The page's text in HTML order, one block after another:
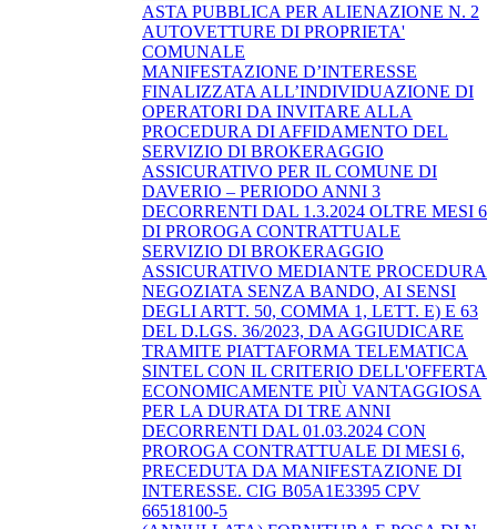
ASTA PUBBLICA PER ALIENAZIONE N. 2
AUTOVETTURE DI PROPRIETA'
COMUNALE
MANIFESTAZIONE D’INTERESSE
FINALIZZATA ALL’INDIVIDUAZIONE DI
OPERATORI DA INVITARE ALLA
PROCEDURA DI AFFIDAMENTO DEL
SERVIZIO DI BROKERAGGIO
ASSICURATIVO PER IL COMUNE DI
DAVERIO – PERIODO ANNI 3
DECORRENTI DAL 1.3.2024 OLTRE MESI 6
DI PROROGA CONTRATTUALE
SERVIZIO DI BROKERAGGIO
ASSICURATIVO MEDIANTE PROCEDURA
NEGOZIATA SENZA BANDO, AI SENSI
DEGLI ARTT. 50, COMMA 1, LETT. E) E 63
DEL D.LGS. 36/2023, DA AGGIUDICARE
TRAMITE PIATTAFORMA TELEMATICA
SINTEL CON IL CRITERIO DELL'OFFERTA
ECONOMICAMENTE PIÙ VANTAGGIOSA
PER LA DURATA DI TRE ANNI
DECORRENTI DAL 01.03.2024 CON
PROROGA CONTRATTUALE DI MESI 6,
PRECEDUTA DA MANIFESTAZIONE DI
INTERESSE. CIG B05A1E3395 CPV
66518100-5